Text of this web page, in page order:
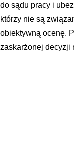
do sądu pracy i
którzy nie są
obiektywną ocenę.
zaskarżonej decyzji